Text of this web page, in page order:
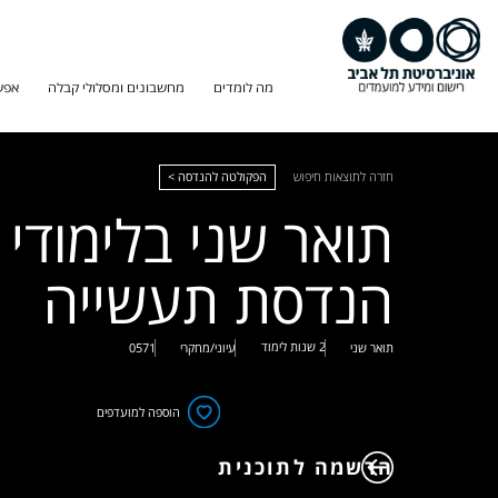
מה לומדים מחשבונים ומסלולי קבלה
חזרה לתוצאות חיפוש הפקולטה להנדסה >
תואר שני בלימודי
הנדסת תעשייה
תואר שני 2 שנות לימוד עיוני/מחקרי 0571
הוספה למועדפים
הרשמה לתוכנית